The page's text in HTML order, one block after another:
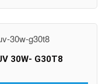
30W- G30T8